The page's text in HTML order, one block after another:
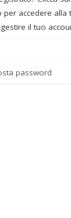
per accedere alla
il tuo
password